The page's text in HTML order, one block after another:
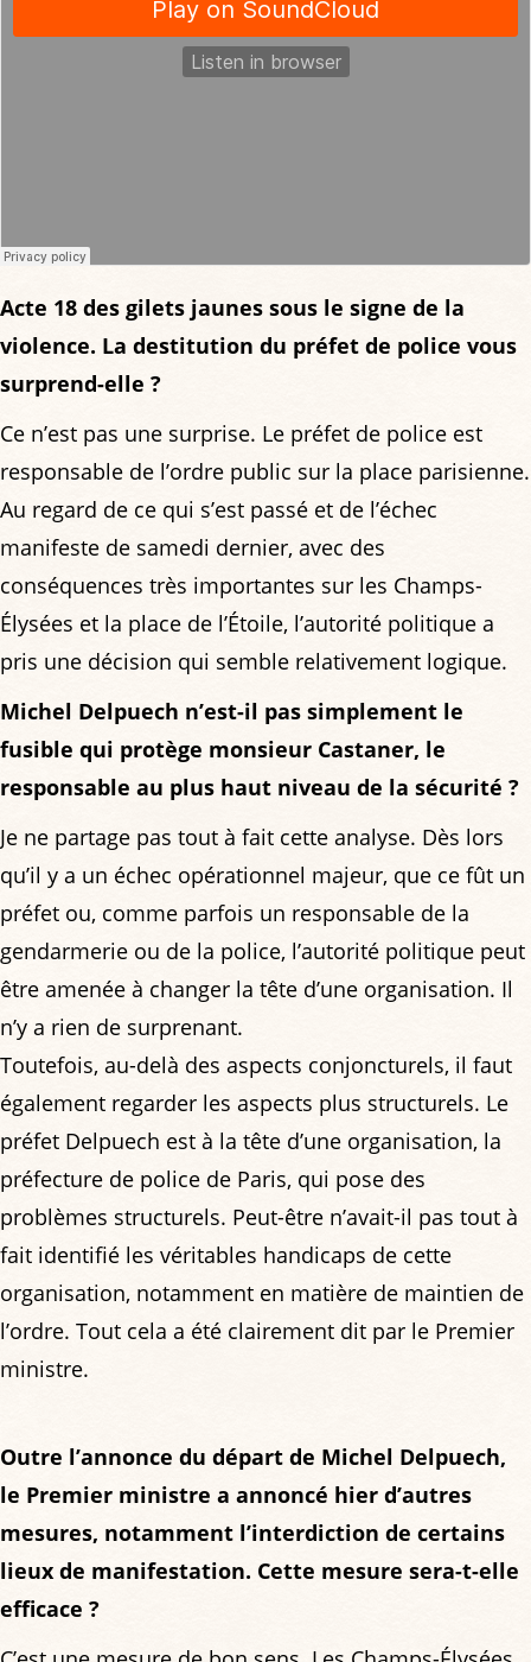
Acte 18 des gilets jaunes sous le signe de la
violence. La destitution du préfet de police vous
surprend-elle ?
Ce n’est pas une surprise. Le préfet de police est
responsable de l’ordre public sur la place parisienne.
Au regard de ce qui s’est passé et de l’échec
manifeste de samedi dernier, avec des
conséquences très importantes sur les Champs-
Élysées et la place de l’Étoile, l’autorité politique a
pris une décision qui semble relativement logique.
Michel Delpuech n’est-il pas simplement le
fusible qui protège monsieur Castaner, le
responsable au plus haut niveau de la sécurité ?
Je ne partage pas tout à fait cette analyse. Dès lors
qu’il y a un échec opérationnel majeur, que ce fût un
préfet ou, comme parfois un responsable de la
gendarmerie ou de la police, l’autorité politique peut
être amenée à changer la tête d’une organisation. Il
n’y a rien de surprenant.
Toutefois, au-delà des aspects conjoncturels, il faut
également regarder les aspects plus structurels. Le
préfet Delpuech est à la tête d’une organisation, la
préfecture de police de Paris, qui pose des
problèmes structurels. Peut-être n’avait-il pas tout à
fait identifié les véritables handicaps de cette
organisation, notamment en matière de maintien de
l’ordre. Tout cela a été clairement dit par le Premier
ministre.
Outre l’annonce du départ de Michel Delpuech,
le Premier ministre a annoncé hier d’autres
mesures, notamment l’interdiction de certains
lieux de manifestation. Cette mesure sera-t-elle
efficace ?